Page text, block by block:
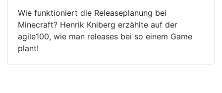
Wie funktioniert die Releaseplanung bei
Minecraft? Henrik Kniberg erzählte auf der
agile100, wie man releases bei so einem Game
plant!